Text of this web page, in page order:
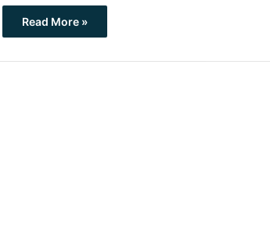
Read More »